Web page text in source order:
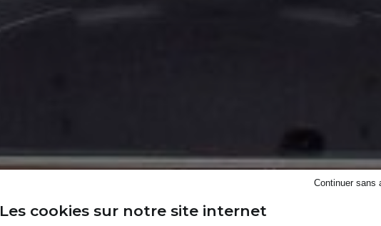
Les cookies sur notre site internet
Continuer sans